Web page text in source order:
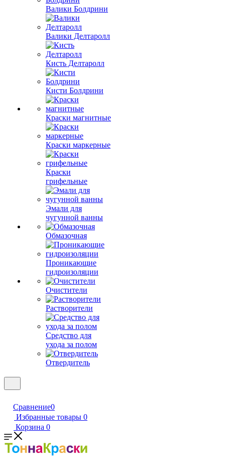
Валики Болдрини
Валики Делтаролл
Кисть Делтаролл
Кисти Болдрини
Краски магнитные
Краски маркерные
Краски
грифельные
Эмали для
чугунной ванны
Обмазочная
Проникающие
гидроизоляции
Очистители
Растворители
Средство для
ухода за полом
Отвердитель
Сравнение0
Избранные товары 0
Корзина 0